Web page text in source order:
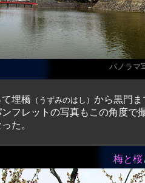
パノラマ
埋橋 （うずみのはし） から黒門
フレットの写真もこの角度で
た。
梅と桜